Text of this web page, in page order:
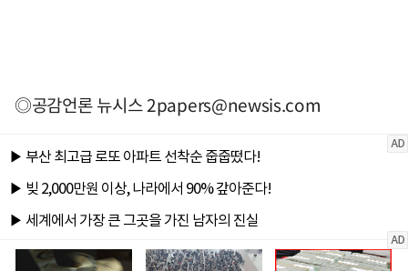
◎공감언론 뉴시스2papers@newsis.com